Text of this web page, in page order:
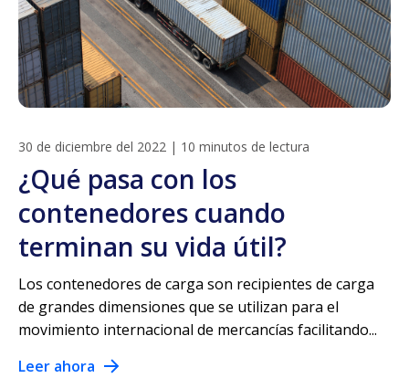
30 de diciembre del 2022 | 10 minutos de lectura
¿Qué pasa con los
contenedores cuando
terminan su vida útil?
Los contenedores de carga son recipientes de carga
de grandes dimensiones que se utilizan para el
movimiento internacional de mercancías facilitando...
Leer ahora